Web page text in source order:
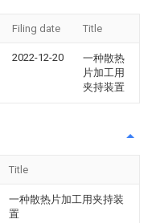
Filing date Title
2022-12-20
一种散热
片加工用
夹持装置
Title
一种散热片加工用夹持装
置